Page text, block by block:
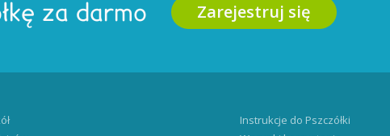
za darmo Zarejestruj się
Instrukcje do Pszczółki